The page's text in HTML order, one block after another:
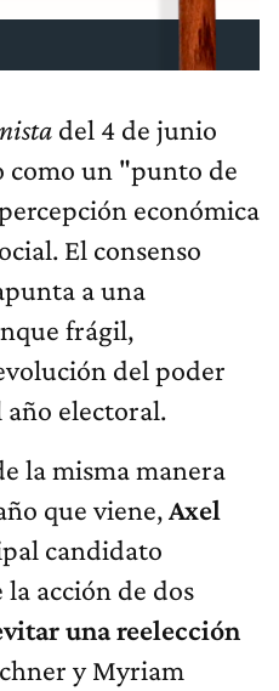
del 4 de junio
como un "punto de
económica
El consenso
a una
frágil,
del poder
electoral.
la misma manera
que viene,Axel
candidato
acción de dos
una reelección
y Myriam